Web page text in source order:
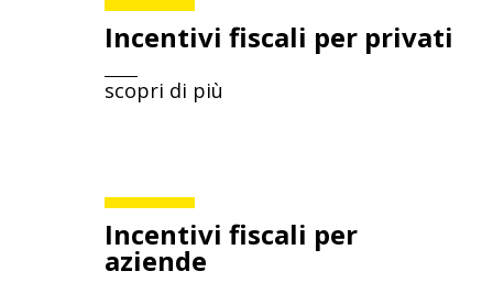
Incentivi fiscali per privati
scopri di più
Incentivi fiscali per
aziende